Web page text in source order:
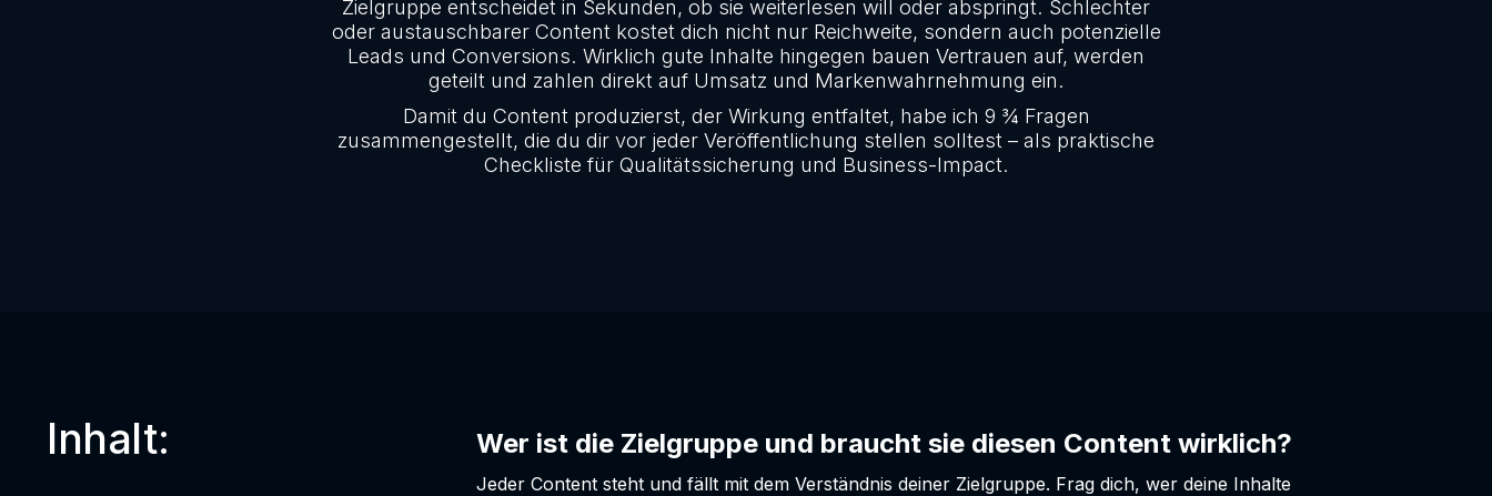
Zielgruppe entscheidet in Sekunden, ob sie weiterlesen will oder abspringt. Schlechter
oder austauschbarer Content kostet dich nicht nur Reichweite, sondern auch potenzielle
Leads und Conversions. Wirklich gute Inhalte hingegen bauen Vertrauen auf, werden
geteilt und zahlen direkt auf Umsatz und Markenwahrnehmung ein.
Damit du Content produzierst, der Wirkung entfaltet, habe ich 9 ¾ Fragen
zusammengestellt, die du dir vor jeder Veröffentlichung stellen solltest – als praktische
Checkliste für Qualitätssicherung und Business-Impact.
Inhalt: Wer ist die Zielgruppe und braucht sie diesen Content wirklich?
Jeder Content steht und fällt mit dem Verständnis deiner Zielgruppe. Frag dich, wer deine Inhalte